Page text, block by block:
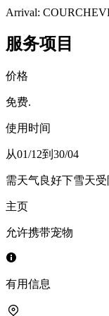
Arrival:
服务项目
价格
免费.
使用时间
从01/12到30/04
需天气良好下雪天受
主页
允许携带宠物
有用信息